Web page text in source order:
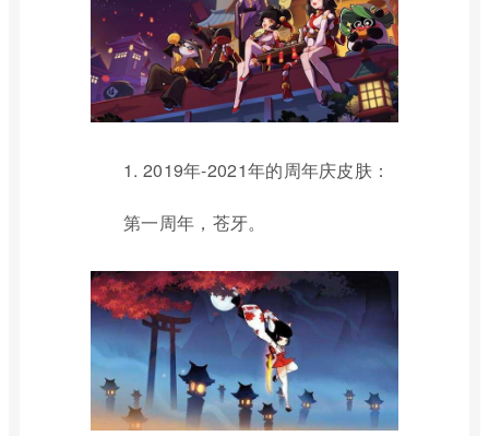
1. 2019年-2021年的周年庆皮肤：
第一周年，苍牙。